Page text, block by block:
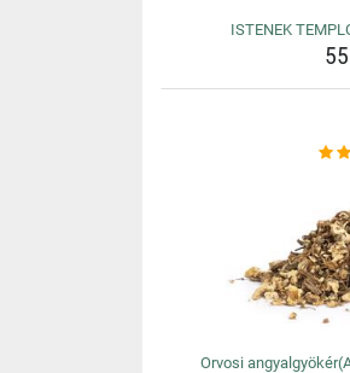
ISTENEK
Orvosi